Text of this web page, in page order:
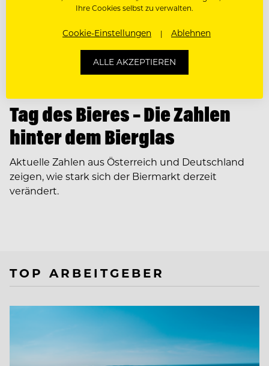
Tag des Bieres – Die Zahlen
hinter dem Bierglas
Aktuelle Zahlen aus Österreich und Deutschland
zeigen, wie stark sich der Biermarkt derzeit
verändert.
TOP ARBEITGEBER
Ihre Cookies selbst zu verwalten.
Cookie-Einstellungen Ablehnen
ALLE AKZEPTIEREN